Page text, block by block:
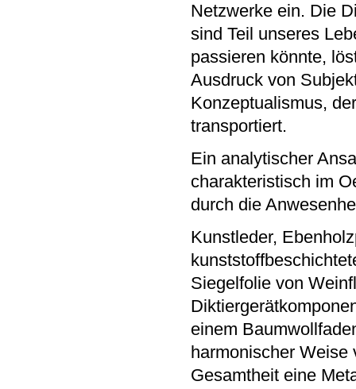
Netzwerke ein. Die
sind Teil unseres
passieren könnte,
Ausdruck von
Konzeptualismus,
transportiert.
Ein analytischer
charakteristisch im
durch die
Kunstleder,
Siegelfolie von
einem
harmonischer
Gesamtheit eine